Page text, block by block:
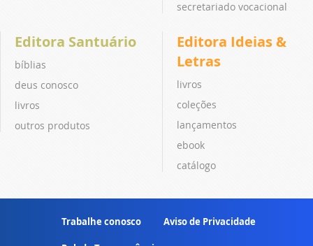
secretariado vocacional
Editora Santuário
bíblias
deus conosco
livros
outros produtos
Editora Ideias &
Letras
livros
coleções
lançamentos
ebook
catálogo
Trabalhe conosco Aviso de Privacidade